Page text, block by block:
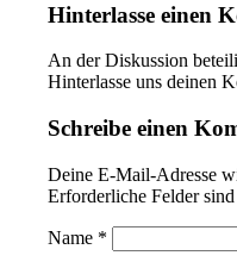
Hinterlasse einen
An der Diskussion
Hinterlasse uns deinen
Schreibe einen
Deine E-Mail-Adresse
Erforderliche Felder
Name *